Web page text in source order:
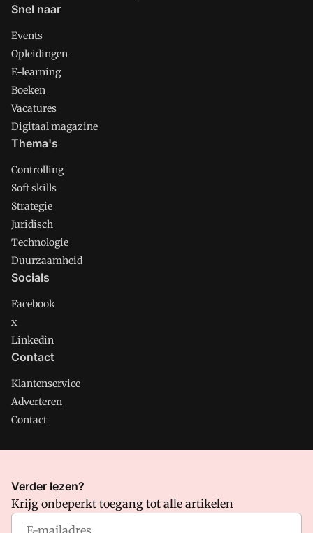
Snel naar
Events
Opleidingen
E-learning
Boeken
Vacatures
Digitaal magazine
Thema's
Controlling
Soft skills
Strategie
Juridisch
Technologie
Duurzaamheid
Socials
Facebook
x
Linkedin
Contact
Klantenservice
Adverteren
Contact
CMweb is onderdeel van VMN media. Lees in
waar VMN media voor staat. Op gebruik van deze site zijn de
volgende regelingen van toepassing:Algemene Voorwaarden
Verder lezen?
Krijg onbeperkt toegang tot alle artikelen